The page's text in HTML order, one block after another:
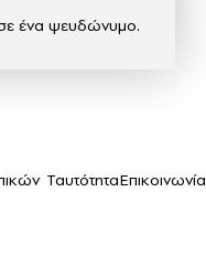
ένα ψευδώνυμο.
ΤαυτότηταΕπικοινωνία